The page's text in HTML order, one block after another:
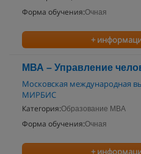
Форма обучения:Очная
+
МВА – Управление
Московская международная
МИРБИС
Категория:Образование MBA
Форма обучения:Очная
+